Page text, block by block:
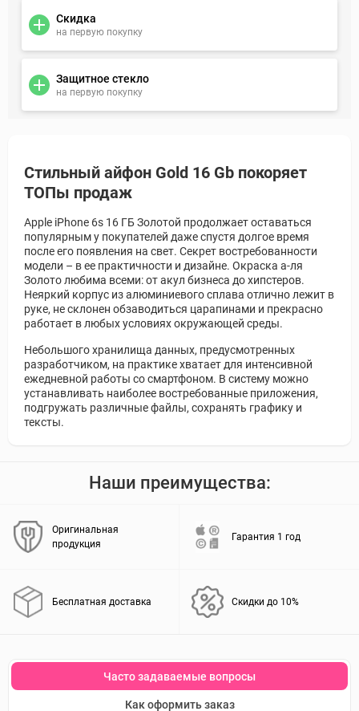
Скидка
на первую покупку
Защитное стекло
на первую покупку
Стильный айфон Gold 16 Gb покоряет
ТОПы продаж
Apple iPhone 6s 16 ГБ Золотой продолжает оставаться
популярным у покупателей даже спустя долгое время
после его появления на свет. Секрет востребованности
модели – в ее практичности и дизайне. Окраска а-ля
Золото любима всеми: от акул бизнеса до хипстеров.
Неяркий корпус из алюминиевого сплава отлично лежит в
руке, не склонен обзаводиться царапинами и прекрасно
работает в любых условиях окружающей среды.
Небольшого хранилища данных, предусмотренных
разработчиком, на практике хватает для интенсивной
ежедневной работы со смартфоном. В систему можно
устанавливать наиболее востребованные приложения,
подгружать различные файлы, сохранять графику и
тексты.
Наши преимущества:
Оригинальная
продукция
Гарантия 1 год
Бесплатная доставка Скидки до 10%
Часто задаваемые вопросы
Как оформить заказ